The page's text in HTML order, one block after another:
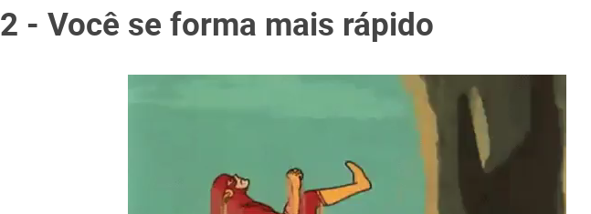
2 - Você se forma mais rápido